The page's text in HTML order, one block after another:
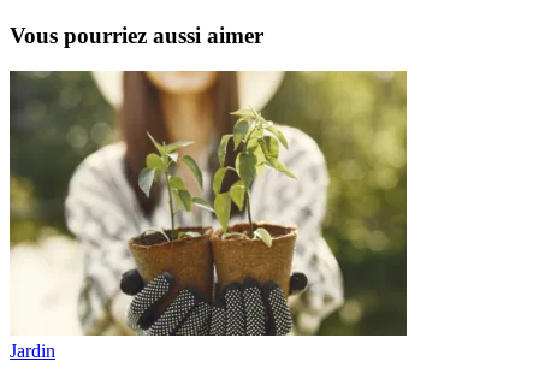
Vous pourriez aussi aimer
Jardin